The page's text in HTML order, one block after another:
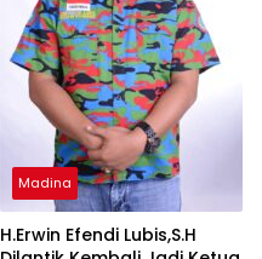
Madina
H.Erwin Efendi Lubis,S.H